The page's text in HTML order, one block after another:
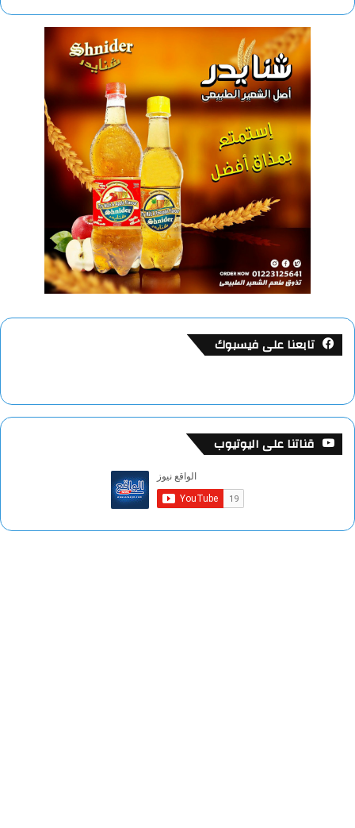
تابعنا على فيسبوك
قناتنا على اليوتيوب